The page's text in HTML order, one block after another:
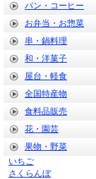
パン・コーヒー
お弁当・お惣菜
串・鍋料理
和・洋菓子
屋台・軽食
全国特産物
食料品販売
花・園芸
果物・野菜
いちご
さくらんぼ